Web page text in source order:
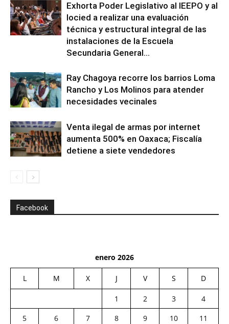
Exhorta Poder Legislativo al IEEPO y al
Iocied a realizar una evaluación
técnica y estructural integral de las
instalaciones de la Escuela
Secundaria General...
Ray Chagoya recorre los barrios Loma
Rancho y Los Molinos para atender
necesidades vecinales
Venta ilegal de armas por internet
aumenta 500% en Oaxaca; Fiscalía
detiene a siete vendedores
Facebook
enero 2026
L M X J V S D
1 2 3
4
5
6 7 8 9 10
11